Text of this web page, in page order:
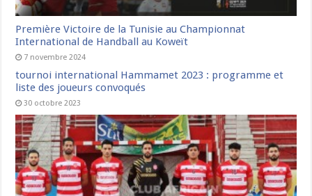
Première Victoire de la Tunisie au Championnat
International de Handball au Koweït
7 novembre 2024
tournoi international Hammamet 2023 : programme et
liste des joueurs convoqués
30 octobre 2023